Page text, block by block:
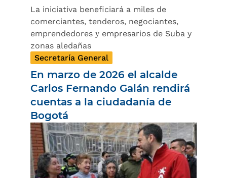
La iniciativa beneficiará a miles de
comerciantes, tenderos, negociantes,
emprendedores у empresarios de Suba y
zonas aledañas
Secretaría General
En marzo de 2026 el alcalde
Carlos Fernando Galán rendirá
cuentas a la ciudadanía de
Bogotá